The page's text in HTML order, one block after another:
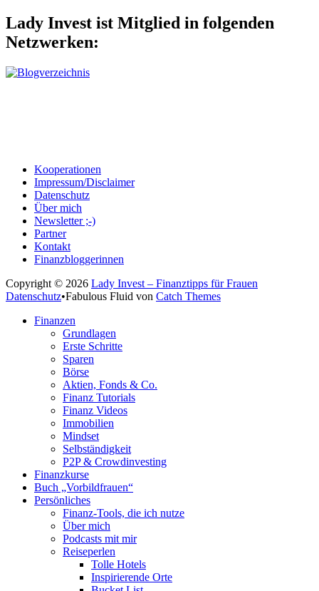
Lady Invest ist Mitglied in folgenden
Netzwerken:
Kooperationen
Impressum/Disclaimer
Datenschutz
Über mich
Newsletter ;-)
Partner
Kontakt
Finanzbloggerinnen
Copyright © 2026 Lady Invest – Finanztipps für Frauen
Datenschutz•Fabulous Fluid von Catch Themes
oben
Finanzen
Grundlagen
Erste Schritte
Sparen
Börse
Aktien, Fonds & Co.
Finanz Tutorials
Finanz Videos
Immobilien
Mindset
Selbständigkeit
P2P & Crowdinvesting
Finanzkurse
Buch „Vorbildfrauen“
Persönliches
Finanz-Tools, die ich nutze
Über mich
Podcasts mit mir
Reiseperlen
Tolle Hotels
Inspirierende Orte